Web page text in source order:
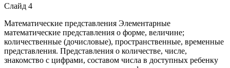
Слайд 4
Математические представления Элементарные
математические представления о форме, величине;
количественные (дочисловые), пространственные, временные
представления. Представления о количестве, числе,
знакомство с цифрами, составом числа в доступных ребенку